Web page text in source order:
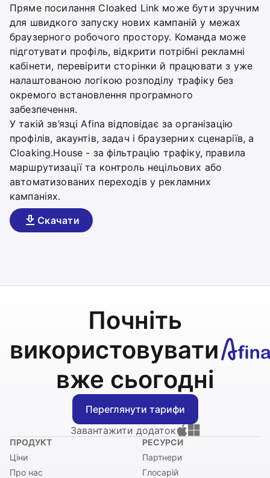
Пряме посилання Cloaked Link може бути зручним
для швидкого запуску нових кампаній у межах
браузерного робочого простору. Команда може
підготувати профіль, відкрити потрібні рекламні
кабінети, перевірити сторінки й працювати з уже
налаштованою логікою розподілу трафіку без
окремого встановлення програмного
забезпечення.
У такій зв’язці Afina відповідає за організацію
профілів, акаунтів, задач і браузерних сценаріїв, а
Cloaking.House - за фільтрацію трафіку, правила
маршрутизації та контроль нецільових або
автоматизованих переходів у рекламних
кампаніях.
Скачати
Почніть
використовувати
вже сьогодні
Переглянути тарифи
Завантажити додаток
ПРОДУКТ
Ціни
Про нас
РЕСУРСИ
Партнери
Глосарій